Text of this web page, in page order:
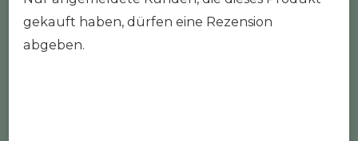
gekauft haben, dürfen eine Rezension
abgeben.